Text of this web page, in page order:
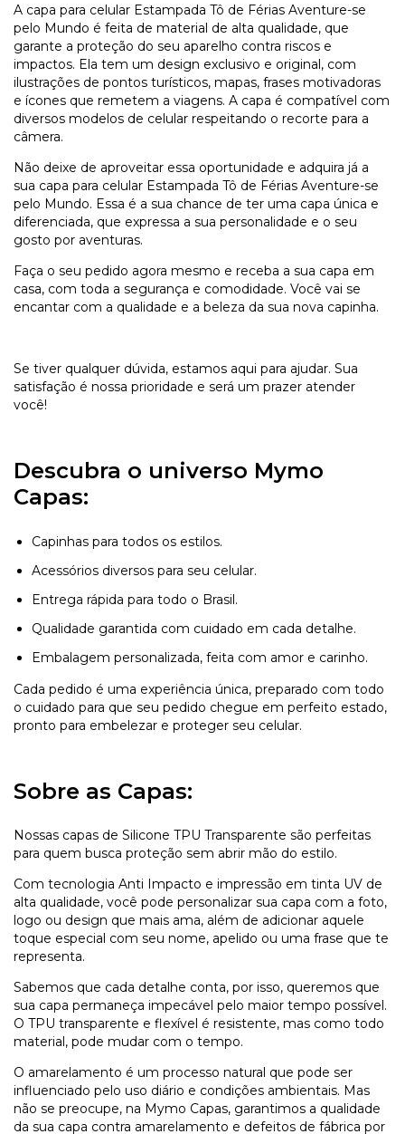
A capa para celular Estampada Tô de Férias Aventure-se
pelo Mundo é feita de material de alta qualidade, que
garante a proteção do seu aparelho contra riscos e
impactos. Ela tem um design exclusivo e original, com
ilustrações de pontos turísticos, mapas, frases motivadoras
e ícones que remetem a viagens. A capa é compatível com
diversos modelos de celular respeitando o recorte para a
câmera.
Não deixe de aproveitar essa oportunidade e adquira já a
sua capa para celular Estampada Tô de Férias Aventure-se
pelo Mundo. Essa é a sua chance de ter uma capa única e
diferenciada, que expressa a sua personalidade e o seu
gosto por aventuras.
Faça o seu pedido agora mesmo e receba a sua capa em
casa, com toda a segurança e comodidade. Você vai se
encantar com a qualidade e a beleza da sua nova capinha.
Se tiver qualquer dúvida, estamos aqui para ajudar. Sua
satisfação é nossa prioridade e será um prazer atender
você!
Descubra o universo Mymo
Capas:
Capinhas para todos os estilos.
Acessórios diversos para seu celular.
Entrega rápida para todo o Brasil.
Qualidade garantida com cuidado em cada detalhe.
Embalagem personalizada, feita com amor e carinho.
Cada pedido é uma experiência única, preparado com todo
o cuidado para que seu pedido chegue em perfeito estado,
pronto para embelezar e proteger seu celular.
Sobre as Capas:
Nossas capas de Silicone TPU Transparente são perfeitas
para quem busca proteção sem abrir mão do estilo.
Com tecnologia Anti Impacto e impressão em tinta UV de
alta qualidade, você pode personalizar sua capa com a foto,
logo ou design que mais ama, além de adicionar aquele
toque especial com seu nome, apelido ou uma frase que te
representa.
Sabemos que cada detalhe conta, por isso, queremos que
sua capa permaneça impecável pelo maior tempo possível.
O TPU transparente e flexível é resistente, mas como todo
material, pode mudar com o tempo.
O amarelamento é um processo natural que pode ser
influenciado pelo uso diário e condições ambientais. Mas
não se preocupe, na Mymo Capas, garantimos a qualidade
da sua capa contra amarelamento e defeitos de fábrica por